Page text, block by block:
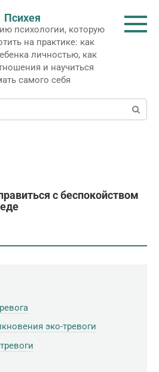
Психея
психологии, которую
на практике: как
личностью, как
и научиться
самого себя
с беспокойством
эко-тревоги